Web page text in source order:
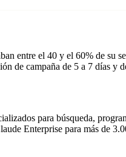
entre el 40 y el 60% de su
de campaña de 5 a 7 días y
para búsqueda,
Enterprise para más de